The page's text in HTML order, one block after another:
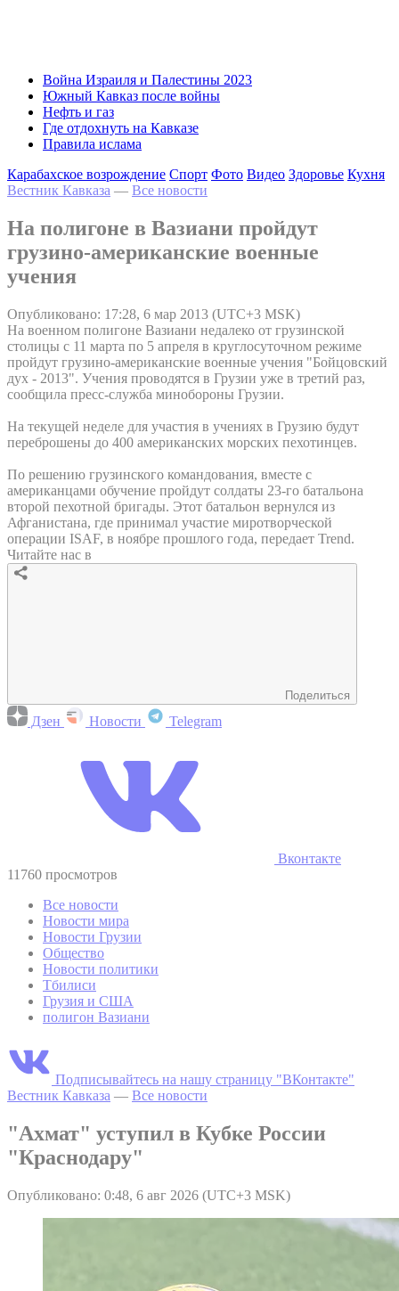
Война Израиля и Палестины 2023
Южный Кавказ после войны
Нефть и газ
Где отдохнуть на Кавказе
Правила ислама
Карабахское возрождение Спорт Фото Видео Здоровье Кухня
Вестник Кавказа — Все новости
На полигоне в Вазиани пройдут
грузино-американские военные
учения
Опубликовано: 17:28, 6 мар 2013 (UTC+3 MSK)
На военном полигоне Вазиани недалеко от грузинской
столицы с 11 марта по 5 апреля в круглосуточном режиме
пройдут грузино-американские военные учения "Бойцовский
дух - 2013". Учения проводятся в Грузии уже в третий раз,
сообщила пресс-служба минобороны Грузии.
На текущей неделе для участия в учениях в Грузию будут
переброшены до 400 американских морских пехотинцев.
По решению грузинского командования, вместе с
американцами обучение пройдут солдаты 23-го батальона
второй пехотной бригады. Этот батальон вернулся из
Афганистана, где принимал участие миротворческой
операции ISAF, в ноябре прошлого года, передает Trend.
Читайте нас в
Поделиться
Дзен Новости Telegram
Вконтакте
11760 просмотров
Все новости
Новости мира
Новости Грузии
Общество
Новости политики
Тбилиси
Грузия и США
полигон Вазиани
Подписывайтесь на нашу страницу "ВКонтакте"
Вестник Кавказа — Все новости
"Ахмат" уступил в Кубке России
"Краснодару"
Опубликовано: 0:48, 6 авг 2026 (UTC+3 MSK)